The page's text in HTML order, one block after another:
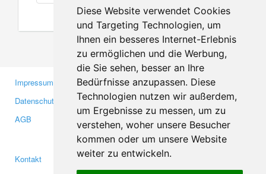
Diese Website verwendet Cookies
und Targeting Technologien, um
Ihnen ein besseres Internet-Erlebnis
zu ermöglichen und die Werbung,
die Sie sehen, besser an Ihre
Bedürfnisse anzupassen. Diese
Technologien nutzen wir außerdem,
um Ergebnisse zu messen, um zu
verstehen, woher unsere Besucher
kommen oder um unsere Website
weiter zu entwickeln.
Impressum
Datenschutzerklärung
AGB
Gewerbetreibende
Investoren
Medien
Kontakt
Facebook